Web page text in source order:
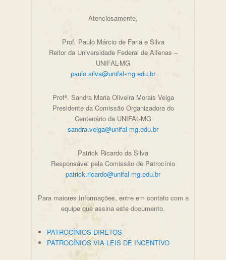
Atenciosamente,
Prof. Paulo Márcio de Faria e Silva
Reitor da Universidade Federal de Alfenas –
UNIFAL-MG
paulo.silva@unifal-mg.edu.br
Profª. Sandra Maria Oliveira Morais Veiga
Presidente da Comissão Organizadora do
Centenário da UNIFAL-MG
sandra.veiga@unifal-mg.edu.br
Patrick Ricardo da Silva
Responsável pela Comissão de Patrocínio
patrick.ricardo@unifal-mg.edu.br
Para maiores Informações, entre em contato com a
equipe que assina este documento.
PATROCÍNIOS DIRETOS
PATROCÍNIOS VIA LEIS DE INCENTIVO